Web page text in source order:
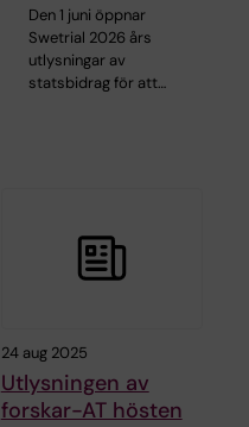
Den 1 juni öppnar
Swetrial 2026 års
utlysningar av
statsbidrag för att…
24 aug 2025
Utlysningen av
forskar-AT hösten